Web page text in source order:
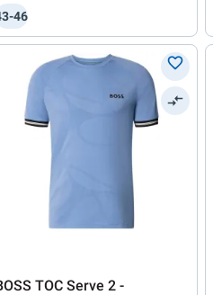
46
TOC Serve 2 -